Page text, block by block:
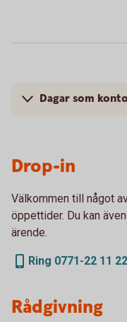
Dagar som
Drop-in
Välkommen till något
öppettider. Du kan
ärende.
Ring 0771-22 11 22
Rådgivning